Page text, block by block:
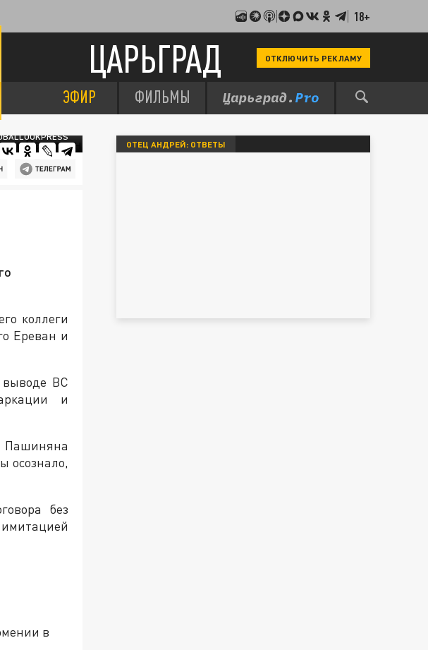
18+
ЦАРЬГРАД ОТКЛЮЧИТЬ РЕКЛАМУ
ЭФИР ФИЛЬМЫ
коллеги
Ереван и
выводе ВС
и
Пашиняна
осознало,
без
в
ОТЕЦ АНДРЕЙ: ОТВЕТЫ